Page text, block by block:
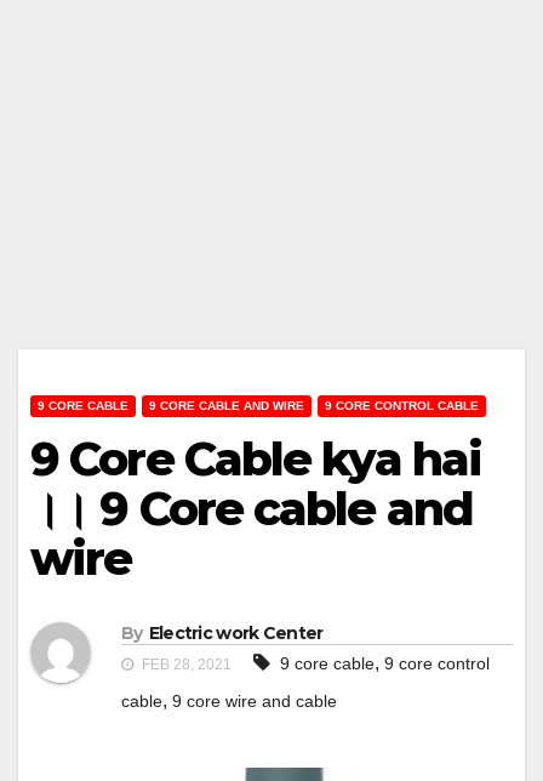
9 CORE CABLE 9 CORE CABLE AND WIRE 9 CORE CONTROL CABLE
9 Core Cable kya hai
।। 9 Core cable and
wire
By Electric work Center
FEB 28, 2021 9 core cable, 9 core control
cable, 9 core wire and cable